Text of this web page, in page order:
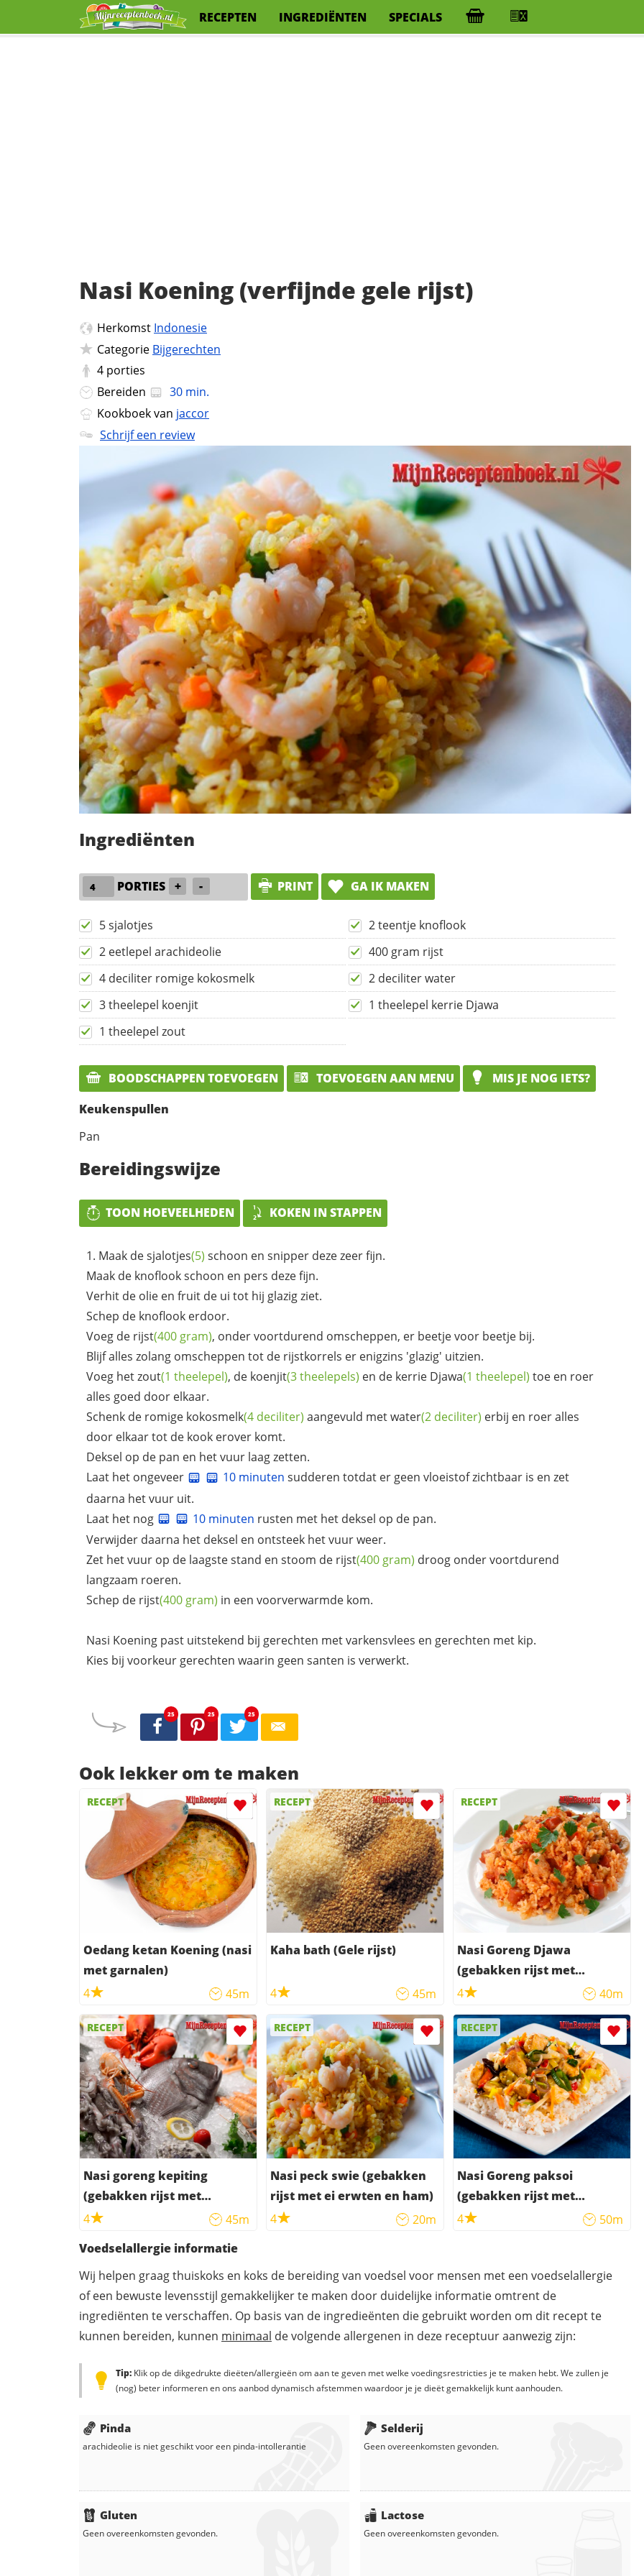
RECEPTEN INGREDIËNTEN SPECIALS
Nasi Koening (verfijnde gele rijst)
Herkomst Indonesie
Categorie Bijgerechten
4 porties
Bereiden
30 min.
Kookboek van jaccor
Schrijf een review
Ingrediënten
PORTIES + - PRINT GA IK MAKEN
5 sjalotjes
2 teentje knoflook
2 eetlepel arachideolie
400 gram rijst
4 deciliter romige kokosmelk
2 deciliter water
3 theelepel koenjit
1 theelepel kerrie Djawa
1 theelepel zout
BOODSCHAPPEN TOEVOEGEN TOEVOEGEN AAN MENU
MIS JE NOG IETS?
Keukenspullen
Pan
Bereidingswijze
TOON HOEVEELHEDEN KOKEN IN STAPPEN
Maak desjalotjes(5) schoon en snipper deze zeer fijn.
Maak de knoflook schoon en pers deze fijn.
Verhit de olie en fruit de ui tot hij glazig ziet.
Schep de knoflook erdoor.
Voeg de rijst(400 gram), onder voortdurend omscheppen, er beetje voor beetje bij.
Blijf alles zolang omscheppen tot de rijstkorrels er enigzins 'glazig' uitzien.
Voeg hetzout(1 theelepel), de koenjit(3 theelepels) en de kerrie Djawa(1 theelepel) toe en roer
alles goed door elkaar.
Schenk de romige kokosmelk(4 deciliter) aangevuld metwater(2 deciliter) erbij en roer alles
door elkaar tot de kook erover komt.
Deksel op de pan en het vuur laag zetten.
Laat het ongeveer
10 minuten sudderen totdat er geen vloeistof zichtbaar is en zet
daarna het vuur uit.
Laat het nog
10 minuten rusten met het deksel op de pan.
Verwijder daarna het deksel en ontsteek het vuur weer.
Zet het vuur op de laagste stand en stoom de rijst(400 gram) droog onder voortdurend
langzaam roeren.
Schep de rijst(400 gram) in een voorverwarmde kom.
Nasi Koening past uitstekend bij gerechten met varkensvlees en gerechten met kip.
Kies bij voorkeur gerechten waarin geen santen is verwerkt.
25 25 25
Ook lekker om te maken
RECEPT
Oedang ketan Koening (nasi
met garnalen)
4
45m
RECEPT
Kaha bath (Gele rijst)
4 45m
RECEPT
Nasi Goreng Djawa
(gebakken rijst met
sjalotjes)
4 40m
RECEPT
Nasi goreng kepiting
(gebakken rijst met
garnalen en krab)
4 45m
RECEPT
Nasi peck swie (gebakken
rijst met ei erwten en ham)
4
20m
RECEPT
Nasi Goreng paksoi
(gebakken rijst met
kipfilets met paksoi)
4
50m
Voedselallergie informatie
Wij helpen graag thuiskoks en koks de bereiding van voedsel voor mensen met een voedselallergie
of een bewuste levensstijl gemakkelijker te maken door duidelijke informatie omtrent de
ingrediënten te verschaffen. Op basis van de ingredieënten die gebruikt worden om dit recept te
kunnen bereiden, kunnen minimaal de volgende allergenen in deze receptuur aanwezig zijn:
Tip: Klik op de dikgedrukte dieëten/allergieën om aan te geven met welke voedingsrestricties je te maken hebt. We zullen je
(nog) beter informeren en ons aanbod dynamisch afstemmen waardoor je je dieët gemakkelijk kunt aanhouden.
Pinda
arachideolie is niet geschikt voor een pinda-intollerantie
Gluten
Geen overeenkomsten gevonden.
Selderij
Geen overeenkomsten gevonden.
Lactose
Geen overeenkomsten gevonden.